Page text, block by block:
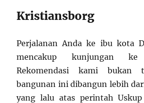
Kristiansborg
Perjalanan Anda ke ibu kota
mencakup kunjungan
Rekomendasi kami bukan
bangunan ini dibangun lebih
yang lalu atas perintah